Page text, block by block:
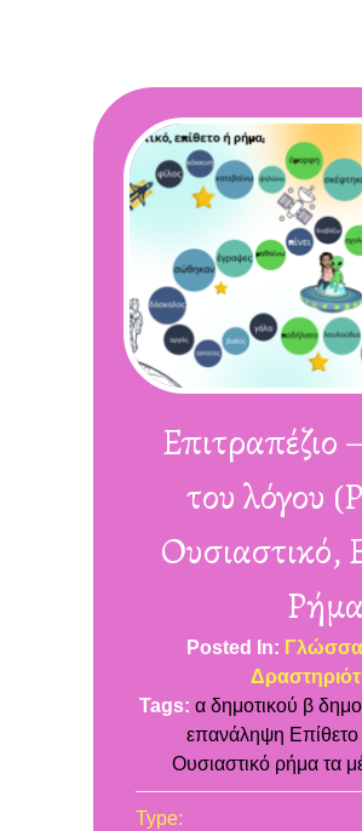
Επιτραπέζιο
του λόγου
Ουσιαστικό,
Ρήμα
Posted In: Γλώσσα
Tags: α δημοτικού β
επανάληψη Επίθετο
Ουσιαστικό ρήμα τα
Type: